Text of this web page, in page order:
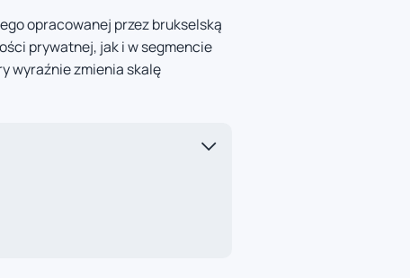
opracowanej przez brukselską
prywatnej, jak i w segmencie
wyraźnie zmienia skalę